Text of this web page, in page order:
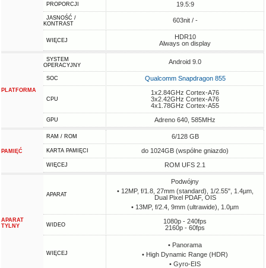
PROPORCJI 19.5:9
JASNOŚĆ /
KONTRAST
603nit / -
WIĘCEJ
HDR10
Always on display
PLATFORMA
SYSTEM
OPERACYJNY
Android 9.0
SOC Qualcomm Snapdragon 855
CPU
1x2.84GHz Cortex-A76
3x2.42GHz Cortex-A76
4x1.78GHz Cortex-A55
GPU Adreno 640, 585MHz
PAMIĘĆ
RAM / ROM 6/128 GB
KARTA PAMIĘCI do 1024GB (wspólne gniazdo)
WIĘCEJ ROM UFS 2.1
APARAT
TYLNY
APARAT
Podwójny
• 12MP, f/1.8, 27mm (standard), 1/2.55", 1.4µm,
Dual Pixel PDAF, OIS
• 13MP, f/2.4, 9mm (ultrawide), 1.0µm
WIDEO
1080p - 240fps
2160p - 60fps
WIĘCEJ
• Panorama
• High Dynamic Range (HDR)
• Gyro-EIS